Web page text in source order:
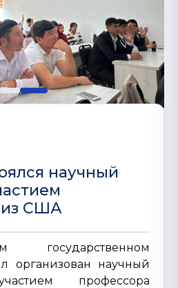
научный
из США
организован научный
профессора